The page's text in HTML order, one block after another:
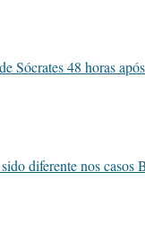
Sócrates 48 horas
diferente nos casos